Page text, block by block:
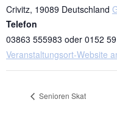
Crivitz, 19089 Deutschland
Telefon
03863 555983 oder 0152
Veranstaltungsort-Website
Senioren Skat